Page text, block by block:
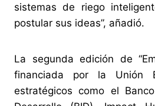
sistemas de riego
postular sus ideas”, añadió.
La segunda edición de
financiada por la Unión
estratégicos como el